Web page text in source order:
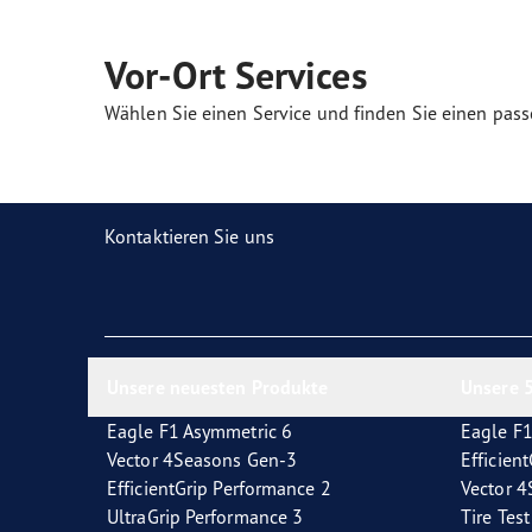
Vor-Ort Services
Wählen Sie einen Service und finden Sie einen
Kontaktieren Sie uns
Eagle F1 Asymmetric 6
Vector 4Seasons Gen-3
EfficientGrip Performance 2
UltraGrip Performance 3
Eagle
Vector
Tire